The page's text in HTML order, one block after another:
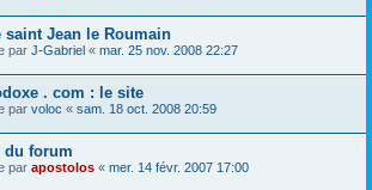
saint Jean le Roumain
par J-Gabriel « mar. 25 nov. 2008 22:27
. com : le site
par voloc « sam. 18 oct. 2008 20:59
du forum
par apostolos « mer. 14 févr. 2007 17:00